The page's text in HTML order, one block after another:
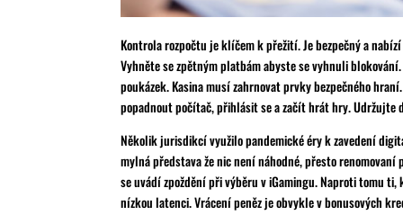
Kontrola rozpočtu je klíčem k přežití. Je bezpečný a
Vyhněte se zpětným platbám abyste se vyhnuli
poukázek. Kasina musí zahrnovat prvky bezpečného
popadnout počítač, přihlásit se a začít hrát hry.
Několik jurisdikcí využilo pandemické éry k zavedení
mylná představa že nic není náhodné, přesto
se uvádí zpoždění při výběru v iGamingu. Naproti tomu
nízkou latenci. Vrácení peněz je obvykle v bonusových